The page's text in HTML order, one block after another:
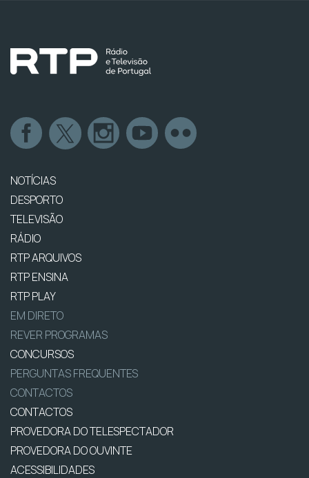
NOTÍCIAS
DESPORTO
TELEVISÃO
RÁDIO
RTP ARQUIVOS
RTP ENSINA
RTP PLAY
EM DIRETO
REVER PROGRAMAS
CONCURSOS
PERGUNTAS FREQUENTES
CONTACTOS
CONTACTOS
PROVEDORA DO TELESPECTADOR
PROVEDORA DO OUVINTE
ACESSIBILIDADES